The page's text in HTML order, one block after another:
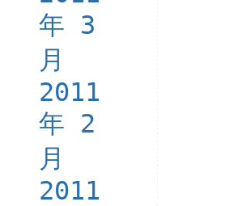
年 3
月
2011
年 2
月
2011